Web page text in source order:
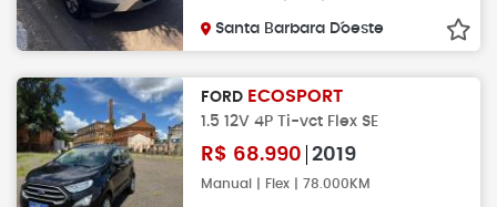
Santa Barbara D´oeste
FORD ECOSPORT
1.5 12V 4P Ti-vct Flex SE
R$ 68.990 2019
Manual | Flex | 78.000KM